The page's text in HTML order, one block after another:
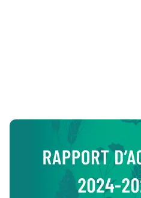
Rapport d’activité 2024-
Retrouvez un panorama
d’ARVALIS pour la période